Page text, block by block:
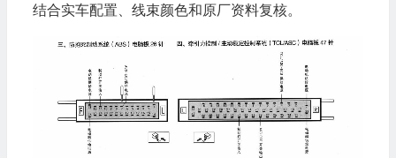
结合实车配置、线束颜色和原厂资料复核。